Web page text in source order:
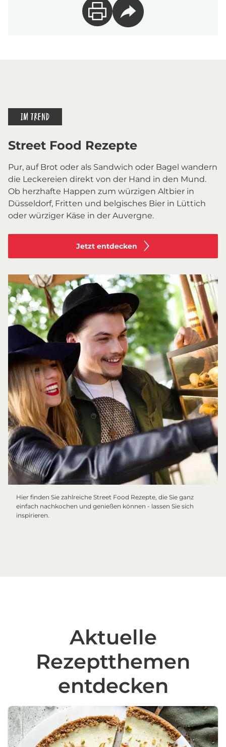
IM TREND
Street Food Rezepte
Pur, auf Brot oder als Sandwich oder Bagel wandern
die Leckereien direkt von der Hand in den Mund.
Ob herzhafte Happen zum würzigen Altbier in
Düsseldorf, Fritten und belgisches Bier in Lüttich
oder würziger Käse in der Auvergne.
Jetzt entdecken
Hier finden Sie zahlreiche Street Food Rezepte, die Sie ganz
einfach nachkochen und genießen können - lassen Sie sich
inspirieren.
Aktuelle
Rezeptthemen
entdecken